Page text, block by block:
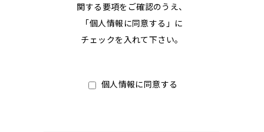
当社は、個人情報を取扱うにあたっては、利用目的を明
確に定め、個人情報を適切に取得するとともに、ご本人
当社は、法令に定める場合を除き、事前にご本人の同意
関する要項をご確認のうえ、
「個人情報に同意する」に
チェックを入れて下さい。
個人情報に同意する